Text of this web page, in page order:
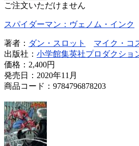
ご注文いただけません
スパイダーマン：ヴェノム・インク
著者： ダン・スロット マイク・コ
出版社： 小学館集英社プロダクショ
価格： 2,400円
発売日：2020年11月
商品コード：9784796878203